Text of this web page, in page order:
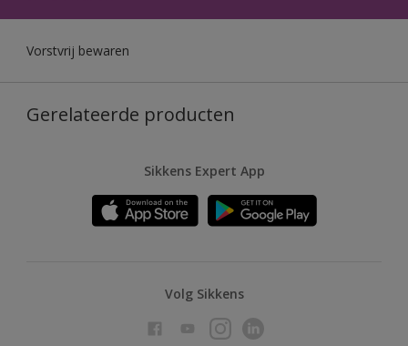
Vorstvrij bewaren
Gerelateerde producten
Sikkens Expert App
Volg Sikkens